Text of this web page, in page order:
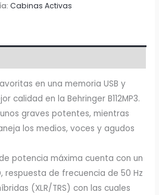
Cabinas Activas
en una memoria USB y
calidad en la Behringer B112MP3.
graves potentes, mientras
los medios, voces y agudos
potencia máxima cuenta con un
respuesta de frecuencia de 50 Hz
(XLR/TRS) con las cuales